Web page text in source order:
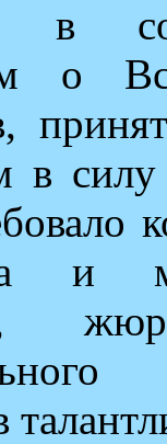
в
о
в
и